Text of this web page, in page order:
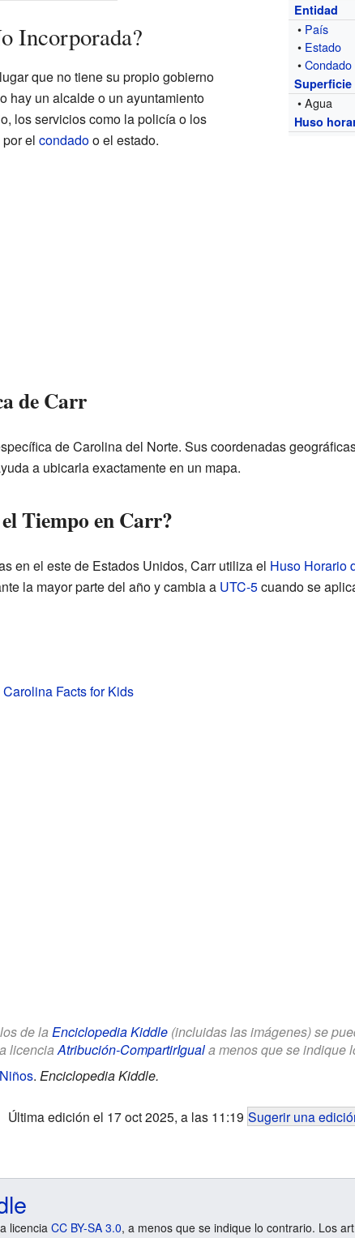
Entidad
• País
• Estado
•Condado
Superficie
• Agua
Huso
Incorporada?
que no tiene su propio gobierno
hay un alcalde o un ayuntamiento
los servicios como la policía o los
el condadoo el estado.
de Carr
de Carolina del Norte. Sus coordenadas
a ubicarla exactamente en un mapa.
Tiempo en Carr?
en el este de Estados Unidos, Carr utiliza el Huso Horario
la mayor parte del año y cambia a UTC-5cuando se
Facts for Kids
de la Enciclopedia Kiddle(incluidas las imágenes) se
licenciaAtribución-CompartirIguala menos que se indique
. Enciclopedia Kiddle.
Última edición el 17 oct 2025, a las 11:19 Sugerir una
licencia CC BY-SA 3.0, a menos que se indique lo contrario. Los